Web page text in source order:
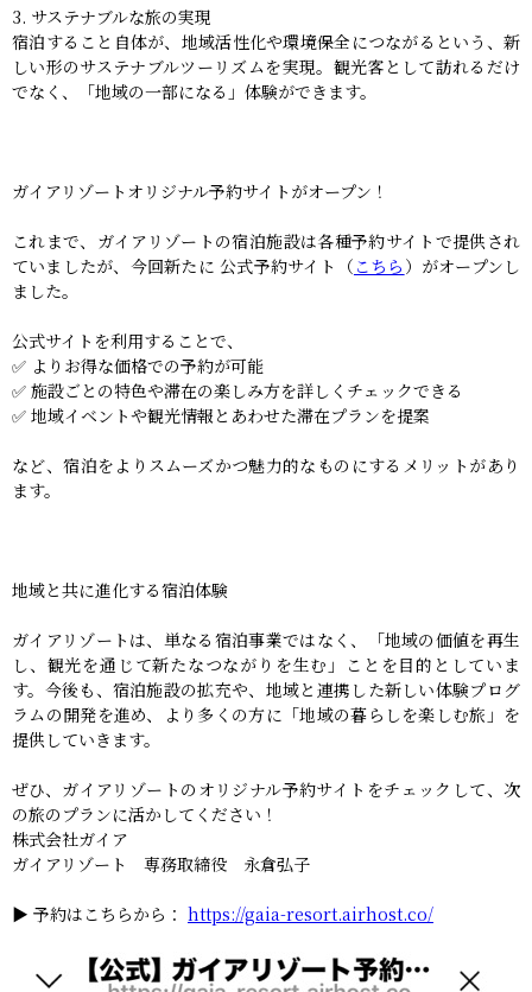
3. サステナブルな旅の実現
宿泊すること自体が、地域活性化や環境保全につながるという、新
しい形のサステナブルツーリズムを実現。観光客として訪れるだけ
でなく、「地域の一部になる」体験ができます。
ガイアリゾートオリジナル予約サイトがオープン！
これまで、ガイアリゾートの宿泊施設は各種予約サイトで提供され
ていましたが、今回新たに 公式予約サイト（ こちら ）がオープンし
ました。
公式サイトを利用することで、
✅ よりお得な価格での予約が可能
✅ 施設ごとの特色や滞在の楽しみ方を詳しくチェックできる
✅ 地域イベントや観光情報とあわせた滞在プランを提案
など、宿泊をよりスムーズかつ魅力的なものにするメリットがあり
ます。
地域と共に進化する宿泊体験
ガイアリゾートは、単なる宿泊事業ではなく、「地域の価値を再生
し、観光を通じて新たなつながりを生む」ことを目的としていま
す。今後も、宿泊施設の拡充や、地域と連携した新しい体験プログ
ラムの開発を進め、より多くの方に「地域の暮らしを楽しむ旅」を
提供していきます。
ぜひ、ガイアリゾートのオリジナル予約サイトをチェックして、次
の旅のプランに活かしてください！
株式会社ガイア
ガイアリゾート 専務取締役 永倉弘子
▶ 予約はこちらから： https://gaia-resort.airhost.co/